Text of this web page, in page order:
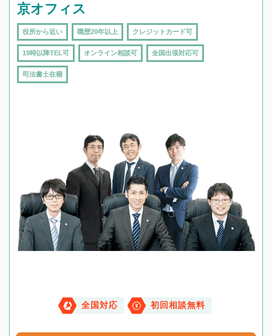
京オフィス
役所から近い 職歴20年以上 クレジットカード可
19時以降TEL可 オンライン相談可 全国出張対応可
司法書士在籍
全国対応 初回相談無料